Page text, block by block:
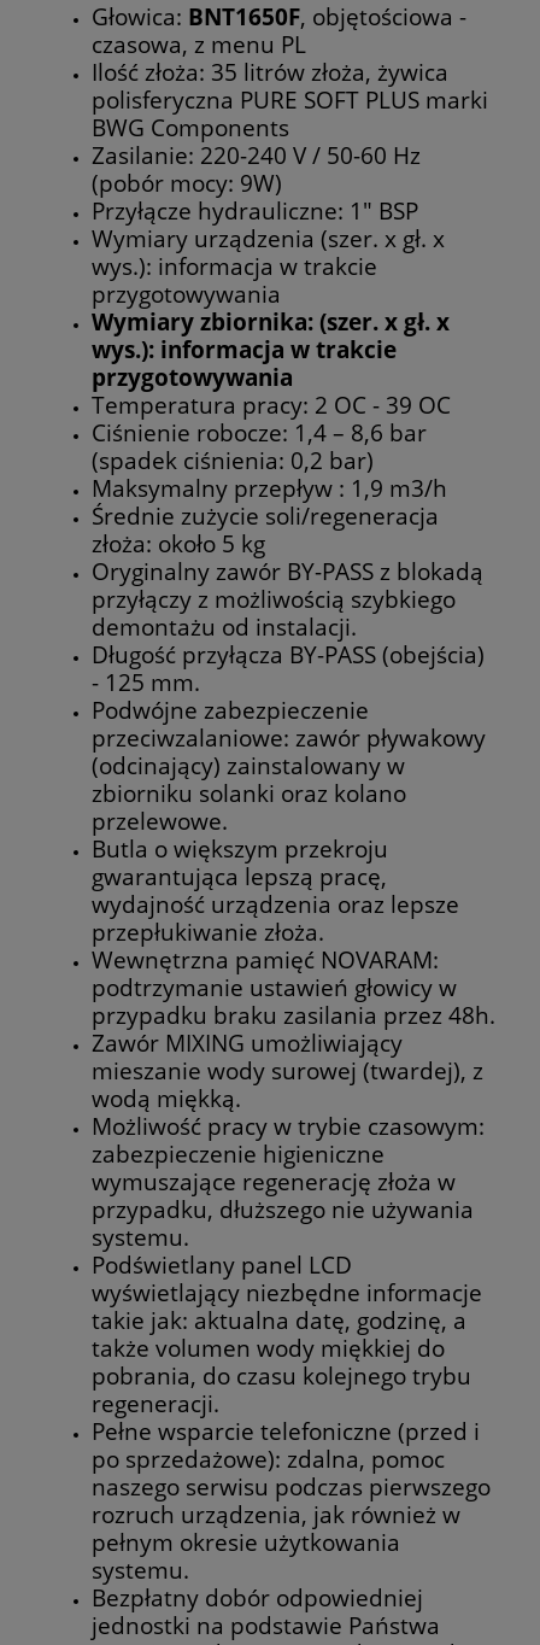
Głowica: BNT1650F, objętościowa -
czasowa, z menu PL
Ilość złoża: 35 litrów złoża, żywica
polisferyczna PURE SOFT PLUS marki
BWG Components
Zasilanie: 220-240 V / 50-60 Hz
(pobór mocy: 9W)
Przyłącze hydrauliczne: 1" BSP
Wymiary urządzenia (szer. x gł. x
wys.): informacja w trakcie
przygotowywania
Wymiary zbiornika: (szer. x gł. x
wys.): informacja w trakcie
przygotowywania
Temperatura pracy: 2 OC - 39 OC
Ciśnienie robocze: 1,4 – 8,6 bar
(spadek ciśnienia: 0,2 bar)
Maksymalny przepływ : 1,9 m3/h
Średnie zużycie soli/regeneracja
złoża: około 5 kg
Oryginalny zawór BY-PASS z blokadą
przyłączy z możliwością szybkiego
demontażu od instalacji.
Długość przyłącza BY-PASS (obejścia)
- 125 mm.
Podwójne zabezpieczenie
przeciwzalaniowe: zawór pływakowy
(odcinający) zainstalowany w
zbiorniku solanki oraz kolano
przelewowe.
Butla o większym przekroju
gwarantująca lepszą pracę,
wydajność urządzenia oraz lepsze
przepłukiwanie złoża.
Wewnętrzna pamięć NOVARAM:
podtrzymanie ustawień głowicy w
przypadku braku zasilania przez 48h.
Zawór MIXING umożliwiający
mieszanie wody surowej (twardej), z
wodą miękką.
Możliwość pracy w trybie czasowym:
zabezpieczenie higieniczne
wymuszające regenerację złoża w
przypadku, dłuższego nie używania
systemu.
Podświetlany panel LCD
wyświetlający niezbędne informacje
takie jak: aktualna datę, godzinę, a
także volumen wody miękkiej do
pobrania, do czasu kolejnego trybu
regeneracji.
Pełne wsparcie telefoniczne (przed i
po sprzedażowe): zdalna, pomoc
naszego serwisu podczas pierwszego
rozruch urządzenia, jak również w
pełnym okresie użytkowania
systemu.
Bezpłatny dobór odpowiedniej
jednostki na podstawie Państwa